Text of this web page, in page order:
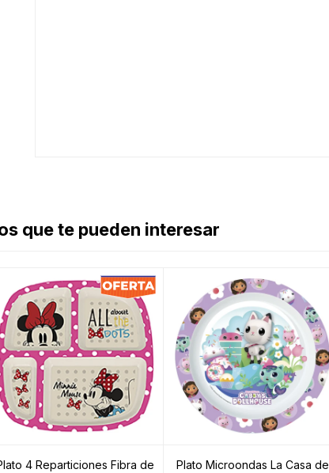
que te pueden interesar
4 Reparticiones Fibra de
Plato Microondas La Casa de